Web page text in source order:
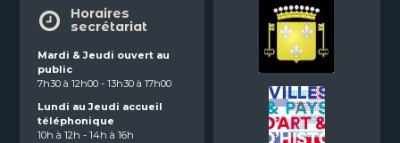
Horaires
secrétariat
Mardi & Jeudi ouvert au
public
7h30 à 12h00 - 13h30 à 17h00
Lundi au Jeudi accueil
téléphonique
10h à 12h - 14h à 16h